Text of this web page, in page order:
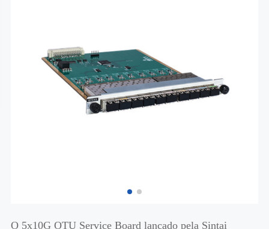
O 5x10G OTU Service Board lançado pela Sintai